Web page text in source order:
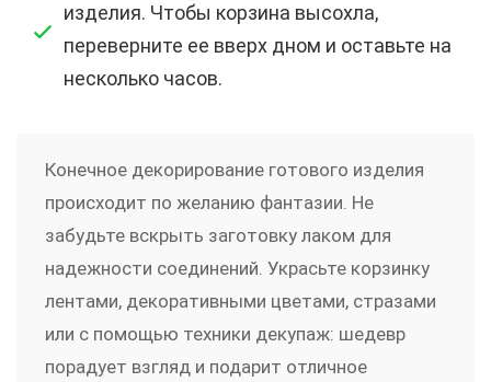
изделия. Чтобы корзина высохла,
переверните ее вверх дном и оставьте на
несколько часов.
Конечное декорирование готового изделия
происходит по желанию фантазии. Не
забудьте вскрыть заготовку лаком для
надежности соединений. Украсьте корзинку
лентами, декоративными цветами, стразами
или с помощью техники декупаж: шедевр
порадует взгляд и подарит отличное